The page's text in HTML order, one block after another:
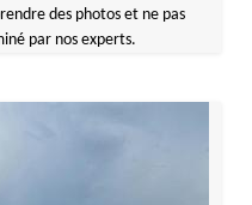
des photos et ne pas
par nos experts.